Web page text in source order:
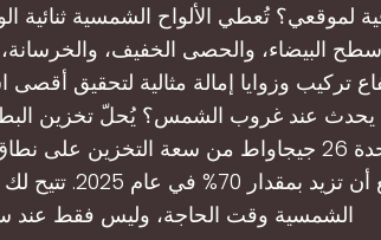
لموقعي؟ تُعطي الألواح الشمسية
البيضاء، والحصى الخفيف، والخرسانة،
تركيب وزوايا إمالة مثالية لتحقيق
عند غروب الشمس؟ يُحلّ تخزين
ومن المتوقع أن
الشمسية وقت الحاجة، وليس فقط عند